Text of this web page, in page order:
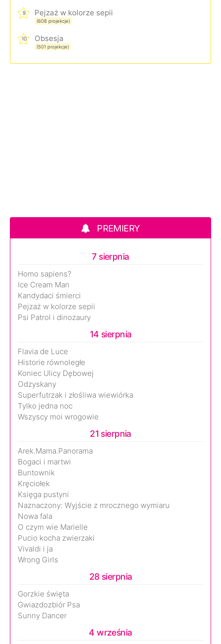
9 Pejzaż w kolorze sepii
(608 projekcje)
10 Obsesja
(501 projekcje)
PREMIERY
7 sierpnia
Homo sapiens?
Ice Cream Man
Kandydaci śmierci
Pejzaż w kolorze sepii
Psi Patrol i dinozaury
14 sierpnia
Flavia de Luce
Historie równoległe
Koniec Ulicy Dębowej
Odzyskany
Superfutrzak i złośliwa wiewiórka
Tylko jedna noc
Wszyscy moi wrogowie
21 sierpnia
Arek.Mama.Panorama
Bogaci i martwi
Buntownik
Kręciołek
Księga pustyni
Naznaczony: Wyjście z mrocznego wymiaru
Nowa fala
O czym wie Marielle
Pucio kocha zwierzaki
Vivaldi i ja
Wrong Girls
28 sierpnia
Gorzkie święta
Gwiazdozbiór Psa
Sunny Dancer
4 września